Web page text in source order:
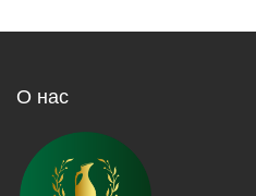
О нас